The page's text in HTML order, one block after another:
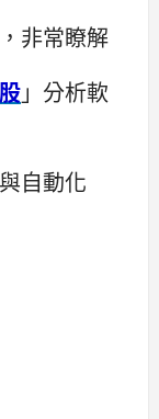
非常瞭解
」分析軟
自動化